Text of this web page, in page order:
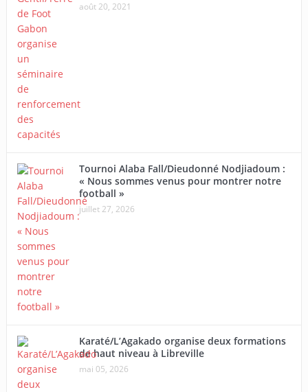
août 20, 2021
Tournoi Alaba Fall/Dieudonné Nodjiadoum :
« Nous sommes venus pour montrer notre
football »
juillet 27, 2026
Karaté/L’Agakado organise deux formations
de haut niveau à Libreville
mai 05, 2026